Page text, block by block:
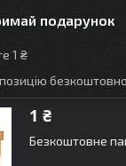
подарунок
1 ₴
1 ₴
Безкоштовне